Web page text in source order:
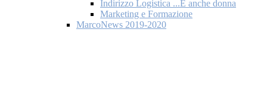
Indirizzo Logistica ...È anche donna
Marketing e Formazione
MarcoNews 2019-2020